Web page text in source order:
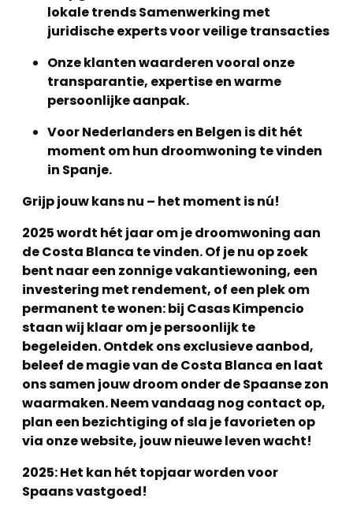
lokale trends Samenwerking met
juridische experts voor veilige transacties
Onze klanten waarderen vooral onze
transparantie, expertise en warme
persoonlijke aanpak.
Voor Nederlanders en Belgen is dit hét
moment om hun droomwoning te vinden
in Spanje.
Grijp jouw kans nu – het moment is nú!
2025 wordt hét jaar om je droomwoning aan
de Costa Blanca te vinden. Of je nu op zoek
bent naar een zonnige vakantiewoning, een
investering met rendement, of een plek om
permanent te wonen: bij Casas Kimpencio
staan wij klaar om je persoonlijk te
begeleiden. Ontdek ons exclusieve aanbod,
beleef de magie van de Costa Blanca en laat
ons samen jouw droom onder de Spaanse zon
waarmaken. Neem vandaag nog contact op,
plan een bezichtiging of sla je favorieten op
via onze website, jouw nieuwe leven wacht!
2025: Het kan hét topjaar worden voor
Spaans vastgoed!